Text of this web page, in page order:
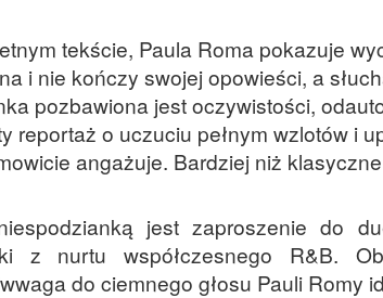
tekście, Paula Roma pokazuje
i nie kończy swojej opowieści, a
pozbawiona jest oczywistości,
reportaż o uczuciu pełnym wzlotów i
angażuje. Bardziej niż
jest zaproszenie do
z nurtu współczesnego R&B.
do ciemnego głosu Pauli Romy